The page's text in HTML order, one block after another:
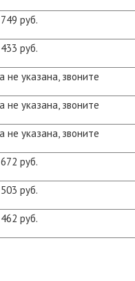
руб.
руб.
не указана, звоните
не указана, звоните
не указана, звоните
руб.
руб.
руб.